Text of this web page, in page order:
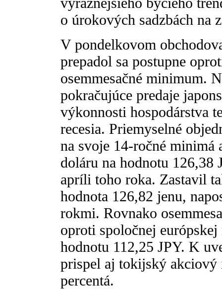
o úrokových sadzbách na
V pondelkovom
prepadol sa postupne
osemmesačné minimum.
pokračujúce predaje
výkonnosti hospodárstva
recesia. Priemyselné
na svoje 14-ročné minimá
doláru na hodnotu 126,38
apríli toho roka. Zastavil
hodnota 126,82 jenu,
rokmi. Rovnako
oproti spoločnej
hodnotu 112,25 JPY. K
prispel aj tokijský
percentá.